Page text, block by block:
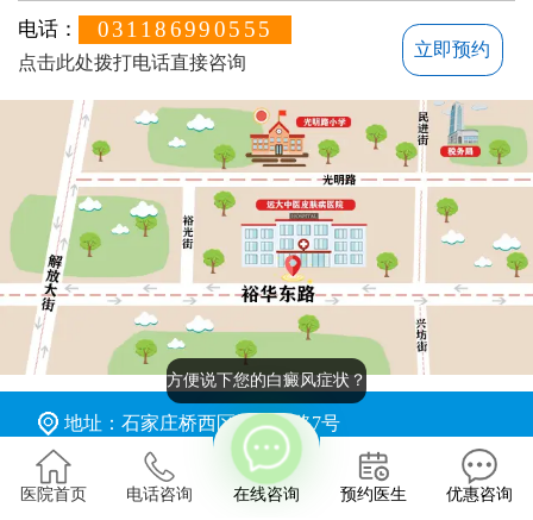
电话： 031186990555
点击此处拨打电话直接咨询
立即预约
地址：石家庄桥西区裕华东路7号
版权所有：石家庄远大中医皮肤病医院
医院首页 电话咨询 在线咨询
方便说下您的白癜风症状？
预约医生 优惠咨询